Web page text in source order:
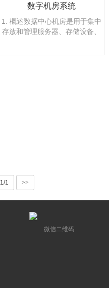
数字机房系统
1. 概述数据中心机房是用于集中
存放和管理服务器、存储设备、
1/1 >>
微信二维码